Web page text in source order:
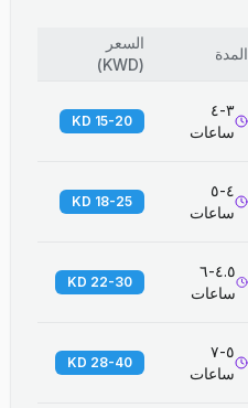
المدة
السعر
(
KWD
)
٣-٤
ساعات
15-20 KD
٤-٥
ساعات
18-25 KD
٤.٥-٦
ساعات
22-30 KD
٥-٧
ساعات
28-40 KD